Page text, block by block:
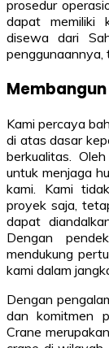
prosedur
dapat memiliki
disewa dari
penggunaannya,
Kami percaya
di atas dasar
berkualitas.
untuk menjaga
kami. Kami
proyek saja,
dapat
Dengan
mendukung
kami dalam
Dengan
dan komitmen
Crane